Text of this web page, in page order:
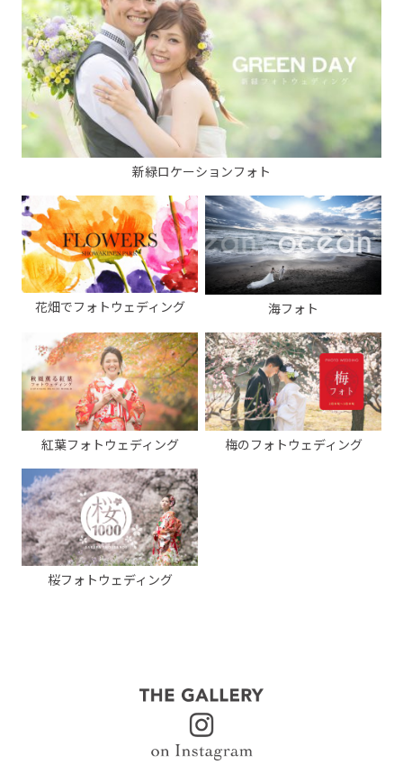
新緑ロケーションフォト
花畑でフォトウェディング 海フォト
紅葉フォトウェディング 梅のフォトウェディング
桜フォトウェディング